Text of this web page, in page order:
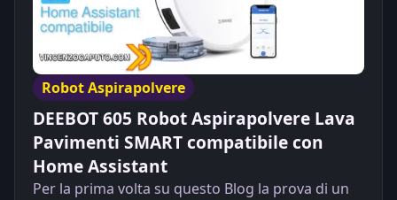
Robot Aspirapolvere
DEEBOT 605 Robot Aspirapolvere Lava
Pavimenti SMART compatibile con
Home Assistant
Per la prima volta su questo Blog la prova di un